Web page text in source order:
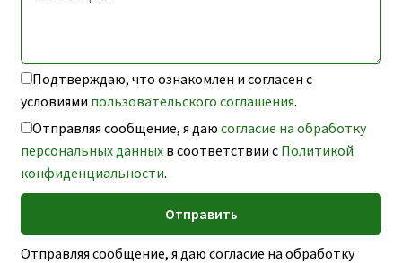
Подтверждаю, что ознакомлен и согласен с
условиями пользовательского соглашения.
Отправляя сообщение, я даю согласие на обработку
персональных данныхв соответствии с Политикой
конфиденциальности.
Отправляя сообщение, я даю согласие на обработку